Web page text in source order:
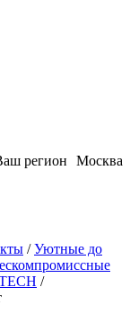
Москва
регион
/Уютные до
/